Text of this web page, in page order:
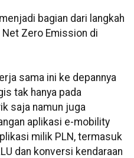
bagian dari langkah
Zero Emission di
sama ini ke depannya
tak hanya pada
saja namun juga
aplikasi e-mobility
milik PLN, termasuk
dan konversi kendaraan